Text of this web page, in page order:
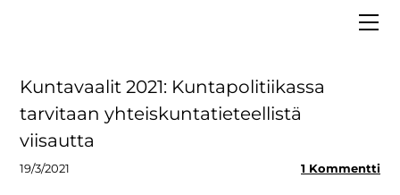
Kuntavaalit 2021: Kuntapolitiikassa
tarvitaan yhteiskuntatieteellistä
viisautta
19/3/2021 1 Kommentti
LIITY JÄSENEKSI